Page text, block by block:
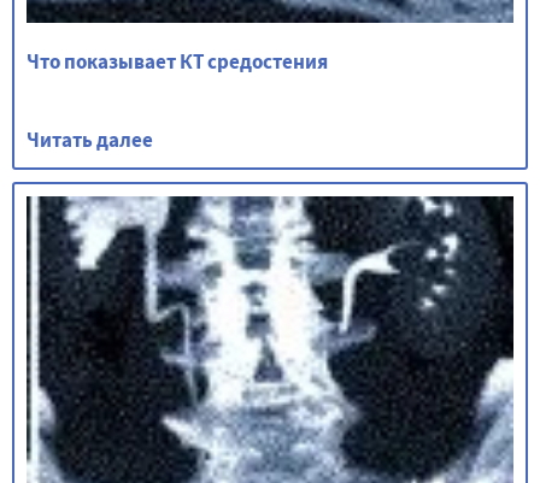
Что показывает КТ средостения
Читать далее